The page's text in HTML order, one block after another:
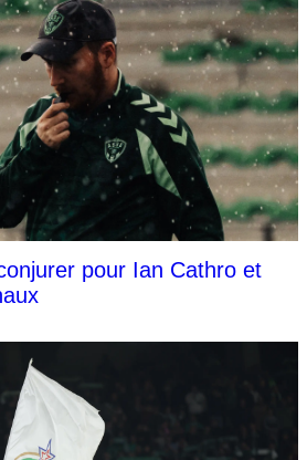
pour Ian Cathro et